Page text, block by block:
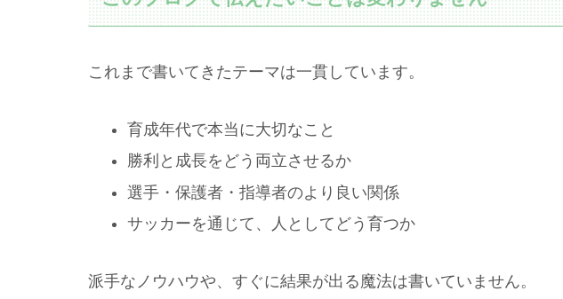
これまで書いてきたテーマは一貫しています。
育成年代で本当に大切なこと
勝利と成長をどう両立させるか
選手・保護者・指導者のより良い関係
サッカーを通じて、人としてどう育つか
派手なノウハウや、すぐに結果が出る魔法は書いていません。